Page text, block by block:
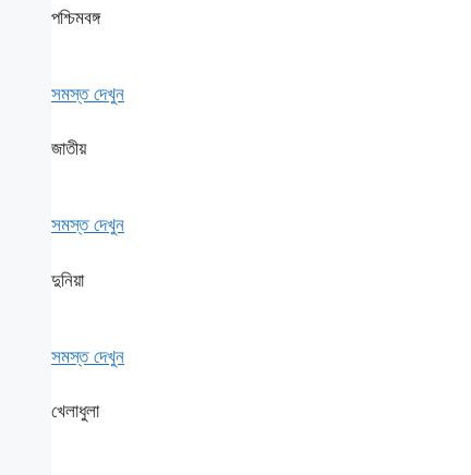
পশ্চিমবঙ্গ
সমস্ত দেখুন
জাতীয়
সমস্ত দেখুন
দুনিয়া
সমস্ত দেখুন
খেলাধুলা